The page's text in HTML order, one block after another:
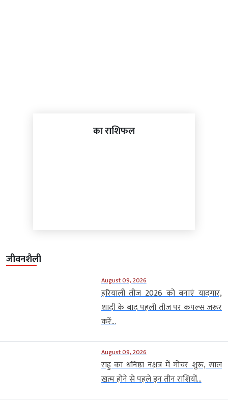
का राशिफल
जीवनशैली
August 09, 2026
हरियाली तीज 2026 को बनाएं यादगार,
शादी के बाद पहली तीज पर कपल्स जरूर
करें...
August 09, 2026
राहु का धनिष्ठा नक्षत्र में गोचर शुरू, साल
खत्म होने से पहले इन तीन राशियों...